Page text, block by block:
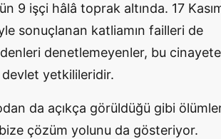
9 işçi hâlâ toprak altında. 17
sonuçlanan katliamın failleri de
denetlemeyenler, bu cinayete
devlet yetkilileridir.
da açıkça görüldüğü gibi
çözüm yolunu da gösteriyor.